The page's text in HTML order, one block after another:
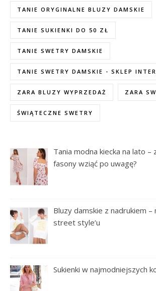
TANIE ORYGINALNE BLUZY DAMSKIE
TANIE SUKIENKI DO 50 ZŁ
TANIE SWETRY DAMSKIE
TANIE SWETRY DAMSKIE - SKLEP
ZARA BLUZY WYPRZEDAŻ ZARA
ŚWIĄTECZNE SWETRY
Tania modna kiecka na lato –
fasony wziąć po uwagę?
Bluzy damskie z nadrukiem
street style’u
Sukienki w najmodniejszych